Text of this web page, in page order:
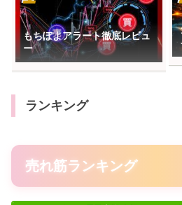
もちぽよアラート徹底レビュ
ー
ランキング
売れ筋ランキング